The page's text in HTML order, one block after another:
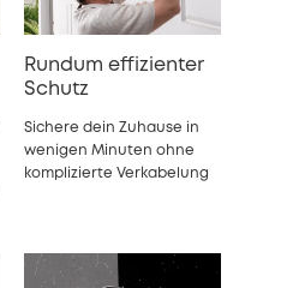
Rundum effizienter
Schutz
Sichere dein Zuhause in
wenigen Minuten ohne
komplizierte Verkabelung